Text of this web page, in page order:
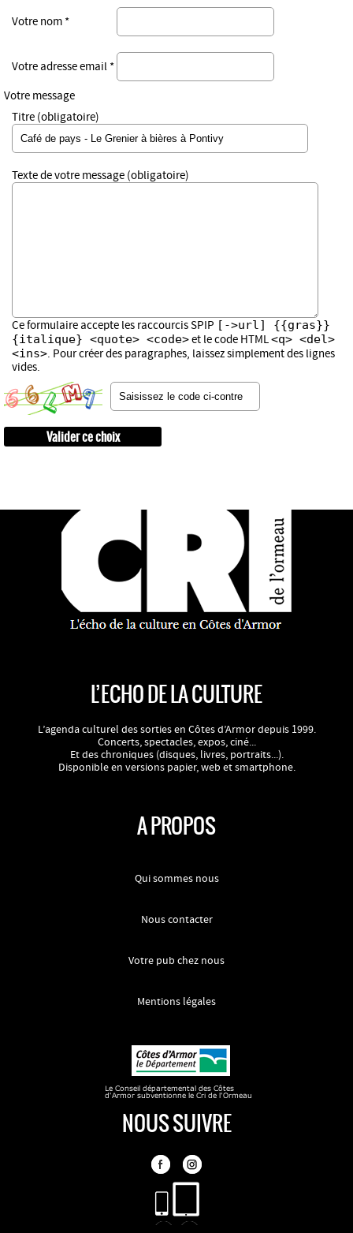
Votre nom *
Votre adresse email *
Votre message
Titre (obligatoire)
Texte de votre message (obligatoire)
Ce formulaire accepte les raccourcis SPIP [->url] {{gras}}
{italique} <quote> <code>et le code HTML<q> <del>
<ins>. Pour créer des paragraphes, laissez simplement des lignes
vides.
L’ECHO DE LA CULTURE
L’agenda culturel des sorties en Côtes d’Armor depuis 1999.
Concerts, spectacles, expos, ciné...
Et des chroniques (disques, livres, portraits...).
Disponible en versions papier, web et smartphone.
A PROPOS
Qui sommes nous
Nous contacter
Votre pub chez nous
Mentions légales
NOUS SUIVRE